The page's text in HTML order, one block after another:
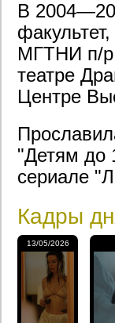
В
МГТНИ п/р
театре
Центре
"Детям до
сериале
Кадры
13/05/2026